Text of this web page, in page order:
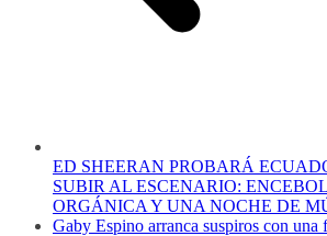
ED SHEERAN PROBARÁ
SUBIR AL ESCENARIO:
ORGÁNICA Y UNA NOCHE DE
Gaby Espino arranca suspiros con una